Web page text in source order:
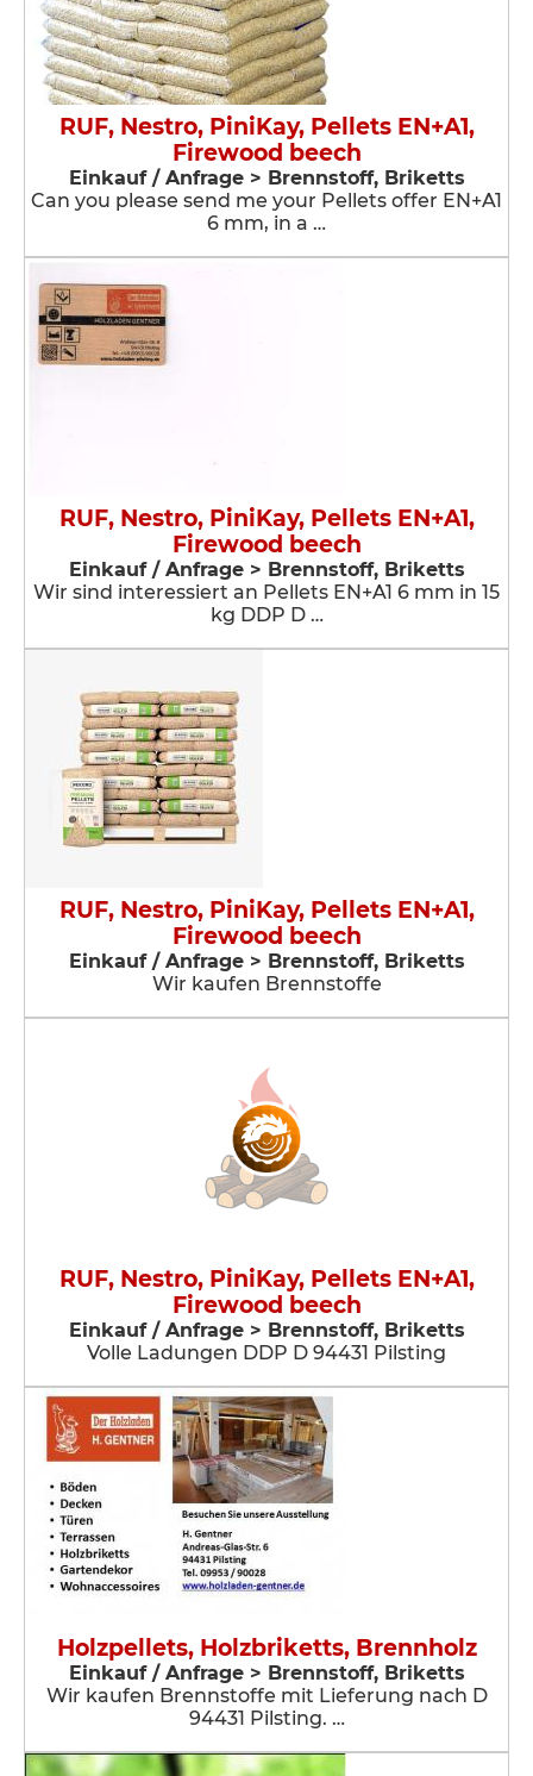
RUF, Nestro, PiniKay, Pellets EN+A1,
Firewood beech
Einkauf / Anfrage > Brennstoff, Briketts
​Can you please send me your Pellets offer EN+A1
6 mm, in a …
RUF, Nestro, PiniKay, Pellets EN+A1,
Firewood beech
Einkauf / Anfrage > Brennstoff, Briketts
Wir sind interessiert an Pellets EN+A1 6 mm in 15
kg DDP D …
RUF, Nestro, PiniKay, Pellets EN+A1,
Firewood beech
Einkauf / Anfrage > Brennstoff, Briketts
Wir kaufen Brennstoffe
RUF, Nestro, PiniKay, Pellets EN+A1,
Firewood beech
Einkauf / Anfrage > Brennstoff, Briketts
Volle Ladungen DDP D 94431 Pilsting
Holzpellets, Holzbriketts, Brennholz
Einkauf / Anfrage > Brennstoff, Briketts
Wir kaufen Brennstoffe mit Lieferung nach D
94431 Pilsting. …